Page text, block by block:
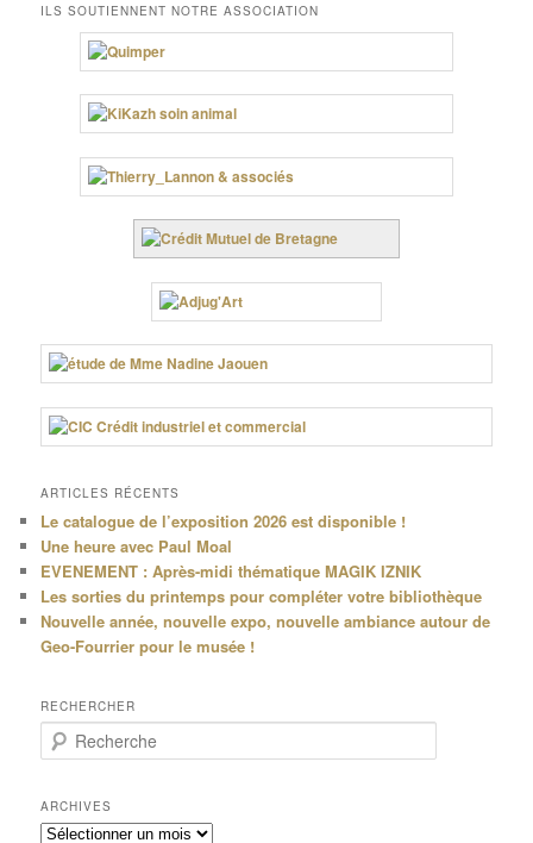
ILS SOUTIENNENT NOTRE ASSOCIATION
ARTICLES RÉCENTS
Le catalogue de l’exposition 2026 est disponible !
Une heure avec Paul Moal
EVENEMENT : Après-midi thématique MAGIK IZNIK
Les sorties du printemps pour compléter votre bibliothèque
Nouvelle année, nouvelle expo, nouvelle ambiance autour de
Geo-Fourrier pour le musée !
RECHERCHER
e
h
e
ARCHIVES
Archives